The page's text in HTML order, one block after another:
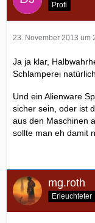
Profi
23. November 2013 um
Ja ja klar,
Schlamperei
Und ein Alienware
sicher sein, oder ist
aus den Maschinen
sollte man eh damit
mg.roth
Erleuchteter